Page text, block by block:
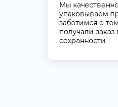
Мы
упаковываем
заботимся о
получали
сохранности